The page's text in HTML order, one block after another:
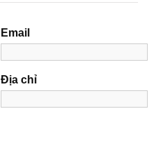
Email
Địa chỉ